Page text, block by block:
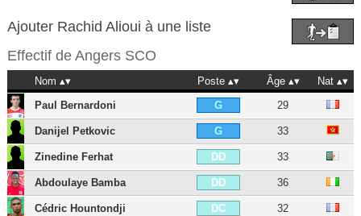
Ajouter Rachid Alioui à une liste
Effectif de Angers SCO
Nom Poste Âge
Nat
Paul Bernardoni
G 29
Danijel Petkovic G 33
Zinedine Ferhat DD 33
Abdoulaye Bamba DD 36
Cédric Hountondji DC 32